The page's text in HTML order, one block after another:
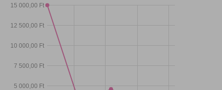
5 000,00 Ft
7 500,00 Ft
10 000,00 Ft
12 500,00 Ft
15 000,00 Ft